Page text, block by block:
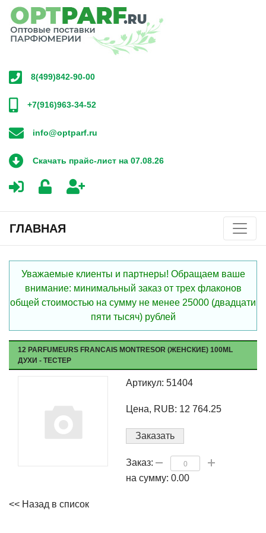
8(499)842-90-00
+7(916)963-34-52
info@optparf.ru
Скачать прайс-лист на 07.08.26
ГЛАВНАЯ
Уважаемые клиенты и партнеры! Обращаем ваше
внимание: минимальный заказ от трех флаконов
общей стоимостью на сумму не менее 25000 (двадцати
пяти тысяч) рублей
12 PARFUMEURS FRANCAIS MONTRESOR (ЖЕНСКИЕ) 100ML
ДУХИ - ТЕСТЕР
Артикул: 51404
Цена, RUB: 12 764.25
Заказать
Заказ:
на сумму: 0.00
<< Назад в список